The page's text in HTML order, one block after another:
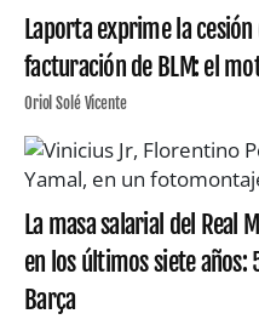
Laporta exprime la
facturación de BLM: el
Oriol Solé Vicente
La masa salarial del Real
en los últimos siete
Barça